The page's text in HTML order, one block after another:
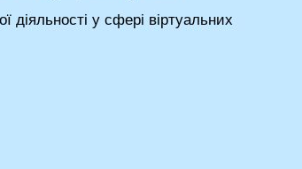
діяльності у сфері віртуальних